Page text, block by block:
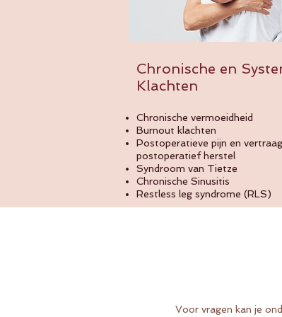
Chronische en
Klachten
Chronische vermoeidheid
Burnout klachten
Postoperatieve pijn en
postoperatief herstel
Syndroom van Tietze
Chronische Sinusitis
Restless leg syndrome (RLS)
Voor vragen kan je